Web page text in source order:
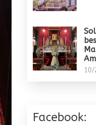
10/
Facebook: